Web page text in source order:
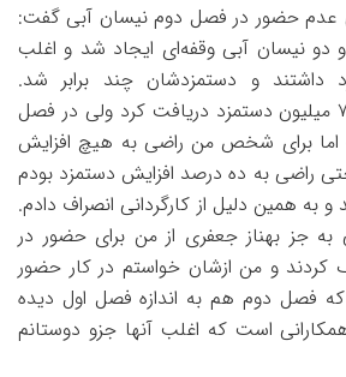
عدم حضور در فصل دوم نیسان آبی گفت:
نیسان آبی وقفه‌ای ایجاد شد و اغلب
داشتند و دستمزدشان چند برابر شد.
بازیگری در فصل اول ۷۰ میلیون دستمزد دریافت کرد ولی در فصل
گرفت اما برای شخص من راضی به هیچ افزایش
راضی به ده درصد افزایش دستمزد بودم
به همین دلیل از کارگردانی انصراف دادم.
جز بهناز جعفری از من برای حضور در
و من ازشان خواستم در کار حضور
که فصل دوم هم به اندازه فصل اول دیده
است که اغلب آنها جزو دوستانم